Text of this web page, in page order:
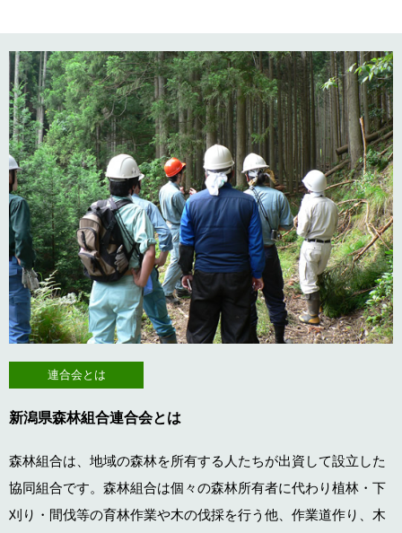
連合会とは
新潟県森林組合連合会とは
森林組合は、地域の森林を所有する人たちが出資して設立した
協同組合です。森林組合は個々の森林所有者に代わり植林・下
刈り・間伐等の育林作業や木の伐採を行う他、作業道作り、木